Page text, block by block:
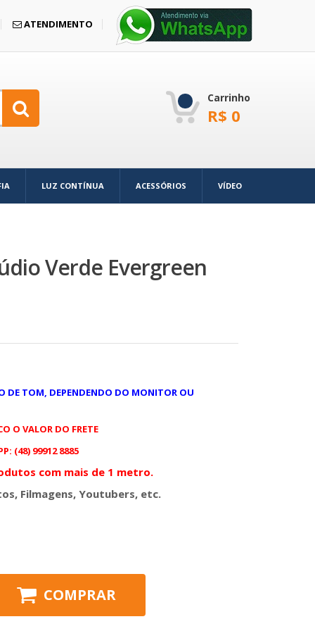
ATENDIMENTO
Carrinho
R$ 0
LUZ CONTÍNUA ACESSÓRIOS VÍDEO
Verde Evergreen
DE TOM, DEPENDENDO DO MONITOR OU
O VALOR DO FRETE
(48) 99912 8885
com mais de 1 metro.
Filmagens, Youtubers, etc.
COMPRAR